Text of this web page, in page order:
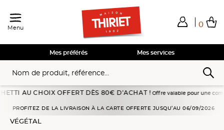
Menu 0
Total de mes achats
Voir mon panier
Voir mon panier
Voir mon panier
Voir mon panier
Mes services
Mes préférés
AU CHOIX OFFERT DÈS 80€ D’ACHAT !Offre valable pour une
PROFITEZ DE LA LIVRAISON À LA CARTE OFFERTE JUSQU’AU 06/09/2026
VÉGÉTAL